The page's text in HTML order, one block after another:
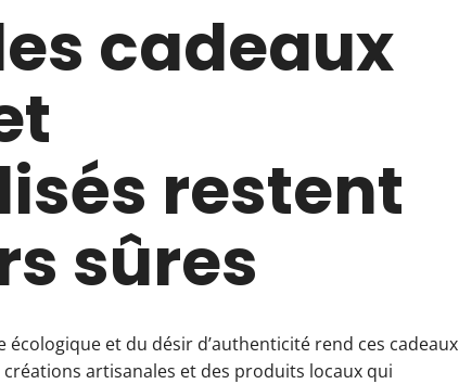
cadeaux
restent
sûres
écologique et du désir d’authenticité rend ces cadeaux
artisanales et des produits locaux qui